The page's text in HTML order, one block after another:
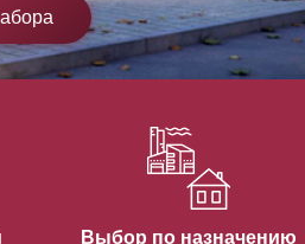
Выбор по назначению